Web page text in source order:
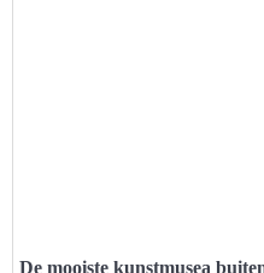
De mooiste kunstmusea